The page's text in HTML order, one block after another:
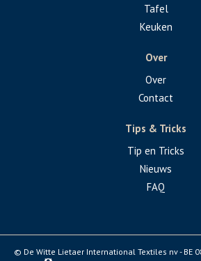
Tafel
Keuken
Over
Over
Contact
Tips & Tricks
Tip en Tricks
Nieuws
FAQ
© De Witte Lietaer International Textiles nv - BE